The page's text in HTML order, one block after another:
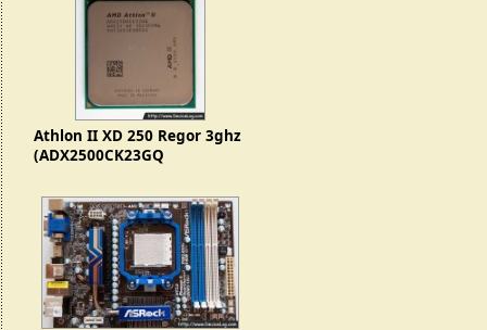
Athlon II XD 250 Regor 3ghz
(ADX2500CK23GQ